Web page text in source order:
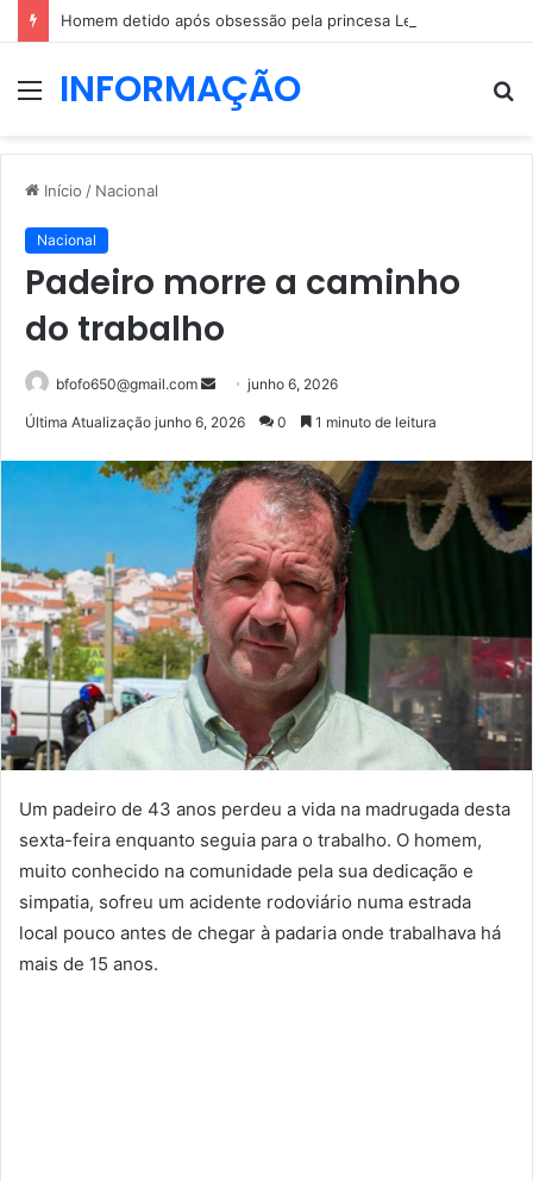
MenuINFORMAÇÃO
Início / Nacional
Nacional
Padeiro morre a caminho
do trabalho
bfofo650@gmail.com
Mande
mail
junho 6, 2026
Última Atualização junho 6, 2026 0 1 minuto de leitura
Um padeiro de 43 anos perdeu a vida na madrugada desta
sexta-feira enquanto seguia para o trabalho. O homem,
muito conhecido na comunidade pela sua dedicação e
simpatia, sofreu um acidente rodoviário numa estrada
local pouco antes de chegar à padaria onde trabalhava há
mais de 15 anos.